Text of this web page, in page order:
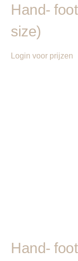
Hand-
size)
Login voor prijzen
Hand-